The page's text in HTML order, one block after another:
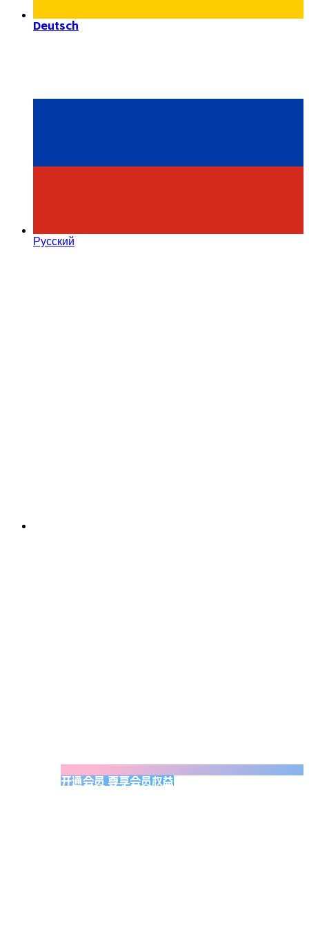
Deutsch
Русский
开通会员 尊享会员权益